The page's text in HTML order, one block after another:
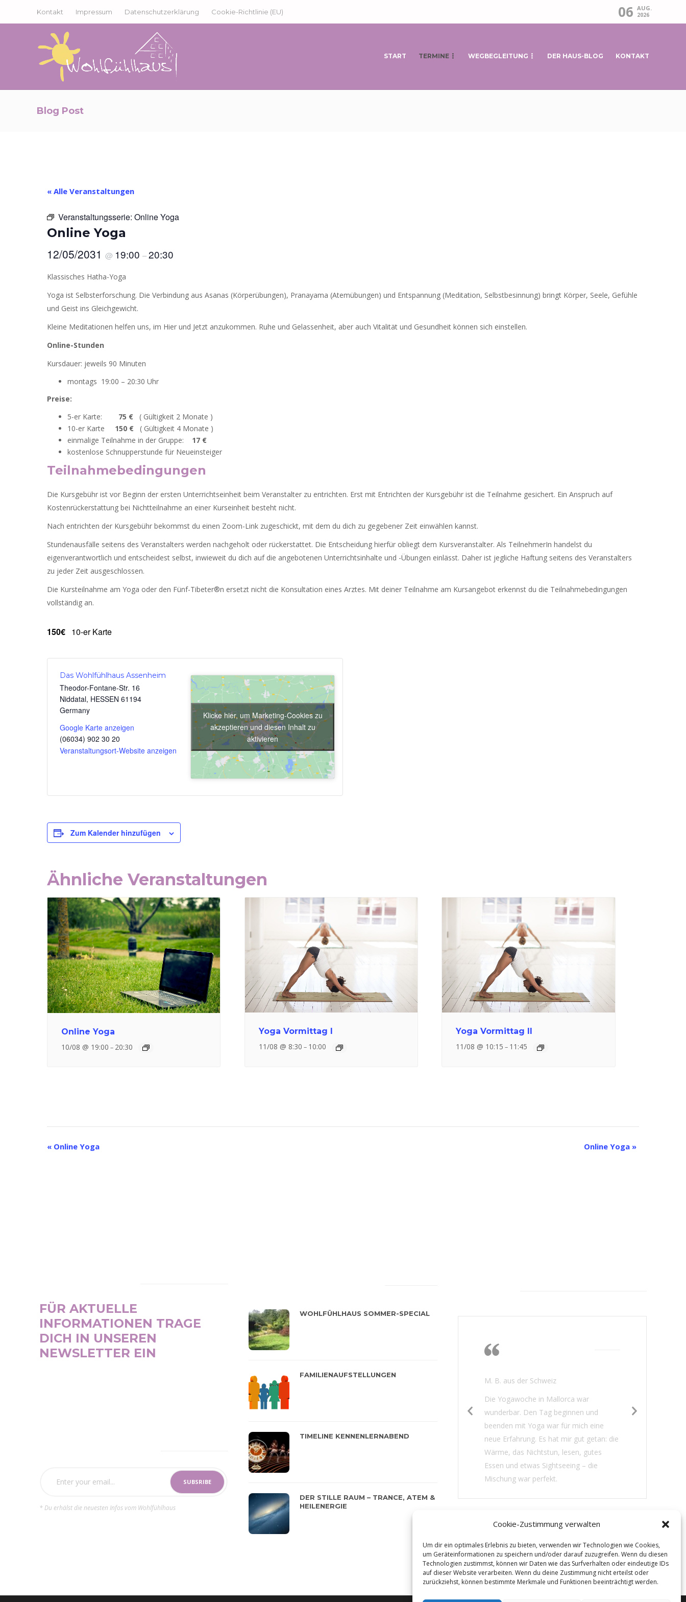
Cookie-Zustimmung verwalten
Um dir ein optimales Erlebnis zu bieten, verwenden wir Technologien wie Cookies,
um Geräteinformationen zu speichern und/oder darauf zuzugreifen. Wenn du diesen
Technologien zustimmst, können wir Daten wie das Surfverhalten oder eindeutige IDs
auf dieser Website verarbeiten. Wenn du deine Zustimmung nicht erteilst oder
zurückziehst, können bestimmte Merkmale und Funktionen beeinträchtigt werden.
Kontakt Impressum Datenschutzerklärung Cookie-Richtlinie (EU) 06 AUG.
2026
START TERMINE WEGBEGLEITUNG DER HAUS-BLOG KONTAKT
Blog Post
« Alle Veranstaltungen
Veranstaltungsserie: Online Yoga
Online Yoga
12/05/2031 @ 19:00 –20:30
Klassisches Hatha-Yoga
Yoga ist Selbsterforschung. Die Verbindung aus Asanas (Körperübungen), Pranayama (Atemübungen) und Entspannung (Meditation, Selbstbesinnung) bringt Körper, Seele, Gefühle
und Geist ins Gleichgewicht.
Kleine Meditationen helfen uns, im Hier und Jetzt anzukommen. Ruhe und Gelassenheit, aber auch Vitalität und Gesundheit können sich einstellen.
Online-Stunden
Kursdauer: jeweils 90 Minuten
montags 19:00 – 20:30 Uhr
Preise:
5-er Karte:
75 € ( Gültigkeit 2 Monate )
10-er Karte 150 € ( Gültigkeit 4 Monate )
einmalige Teilnahme in der Gruppe: 17 €
kostenlose Schnupperstunde für Neueinsteiger
Teilnahmebedingungen
Die Kursgebühr ist vor Beginn der ersten Unterrichtseinheit beim Veranstalter zu entrichten. Erst mit Entrichten der Kursgebühr ist die Teilnahme gesichert. Ein Anspruch auf
Kostenrückerstattung bei Nichtteilnahme an einer Kurseinheit besteht nicht.
Nach entrichten der Kursgebühr bekommst du einen Zoom-Link zugeschickt, mit dem du dich zu gegebener Zeit einwählen kannst.
Stundenausfälle seitens des Veranstalters werden nachgeholt oder rückerstattet. Die Entscheidung hierfür obliegt dem Kursveranstalter. Als TeilnehmerIn handelst du
eigenverantwortlich und entscheidest selbst, inwieweit du dich auf die angebotenen Unterrichtsinhalte und -Übungen einlässt. Daher ist jegliche Haftung seitens des Veranstalters
zu jeder Zeit ausgeschlossen.
Die Kursteilnahme am Yoga oder den Fünf-Tibeter®n ersetzt nicht die Konsultation eines Arztes. Mit deiner Teilnahme am Kursangebot erkennst du die Teilnahmebedingungen
vollständig an.
150€ 10-er Karte
Das Wohlfühlhaus Assenheim
Theodor-Fontane-Str. 16
Niddatal, HESSEN 61194
Germany
Google Karte anzeigen
(06034) 902 30 20
Veranstaltungsort-Website anzeigen
Klicke hier, um Marketing-Cookies zu
akzeptieren und diesen Inhalt zu
aktivieren
Zum Kalender hinzufügen
Ähnliche Veranstaltungen
Online Yoga
10/08 @ 19:00 – 20:30
Yoga Vormittag I
11/08 @ 8:30 – 10:00
Yoga Vormittag II
11/08 @ 10:15 – 11:45
Veranstaltung-
« Online Yoga Online Yoga »
FÜR AKTUELLE
INFORMATIONEN TRAGE
DICH IN UNSEREN
NEWSLETTER EIN
* Du erhälst die neuesten Infos vom Wohlfühlhaus
WOHLFÜHLHAUS SOMMER-SPECIAL
FAMILIENAUFSTELLUNGEN
TIMELINE KENNENLERNABEND
DER STILLE RAUM – TRANCE, ATEM &
HEILENERGIE
M. B. aus der Schweiz
Die Yogawoche in Mallorca war
wunderbar. Den Tag beginnen und
beenden mit Yoga war für mich eine
neue Erfahrung. Es hat mir gut getan: die
Wärme, das Nichtstun, lesen, gutes
Essen und etwas Sightseeing – die
Mischung war perfekt.